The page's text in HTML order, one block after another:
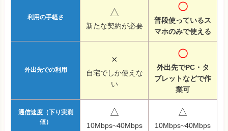
利用の手軽さ △
新たな契約が必要
〇
普段使っているス
マホのみで使える
外出先での利用
×
自宅でしか使えな
い
〇
外出先でPC・タ
ブレットなどで作
業可
通信速度（下り実測
値）
△
10Mbps~40Mbps
△
10Mbps~40Mbps